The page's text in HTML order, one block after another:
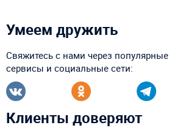
Умеем дружить
Свяжитесь с нами через популярные
сервисы и социальные сети:
Клиенты доверяют